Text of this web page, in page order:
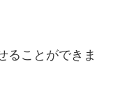
ることができま